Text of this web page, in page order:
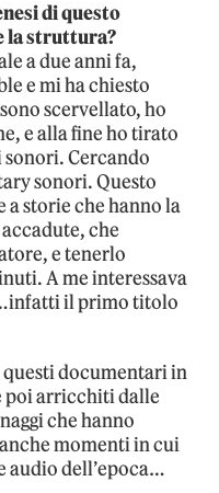
di questo
la struttura?
a due anni fa,
e mi ha chiesto
scervellato, ho
e alla fine ho tirato
Cercando
sonori. Questo
storie che hanno la
che
e tenerlo
A me interessava
il primo titolo
documentari in
poi arricchiti dalle
che hanno
momenti in cui
audio dell’epoca…